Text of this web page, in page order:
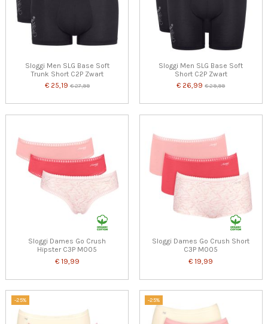
Sloggi Men SLG Base Soft
Trunk Short C2P Zwart
€ 25,19€ 27,99
Sloggi Men SLG Base Soft
Short C2P Zwart
€ 26,99€ 29,99
Sloggi Dames Go Crush
Hipster C3P M005
€ 19,99
Sloggi Dames Go Crush Short
C3P M005
€ 19,99
-25% -25%